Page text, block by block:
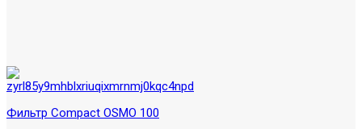
Фильтр Compact OSMO 100